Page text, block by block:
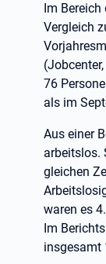
Im
Vergleich
76
als im
Aus einer
arbeitslos.
gleichen
waren es
Im
insgesamt